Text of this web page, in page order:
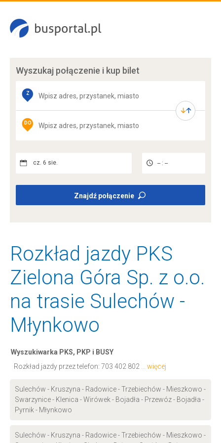
Wyszukaj połączenie i kup bilet
Z
DO
cz. 6 sie. -- : --
Znajdź połączenie
Rozkład jazdy PKS
Zielona Góra Sp. z o.o.
na trasie Sulechów -
Młynkowo
Wyszukiwarka PKS, PKP i BUSY
Rozkład jazdy przez telefon: 703 402 802 ... więcej
Sulechów - Kruszyna - Radowice - Trzebiechów - Mieszkowo -
Swarzynice - Klenica - Wirówek - Bojadła - Przewóz - Bojadła -
Pyrnik - Młynkowo
Sulechów - Kruszyna - Radowice - Trzebiechów - Mieszkowo -